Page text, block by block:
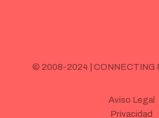
© 2008-2024 | CONNECTING
Aviso Legal
Privacidad